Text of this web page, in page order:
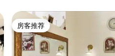
房客推荐
房客推荐